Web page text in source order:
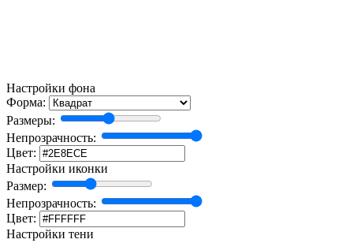
Настройки фона
Форма:
Размеры:
Непрозрачность:
Цвет:
Настройки иконки
Размер:
Непрозрачность:
Цвет:
Настройки тени